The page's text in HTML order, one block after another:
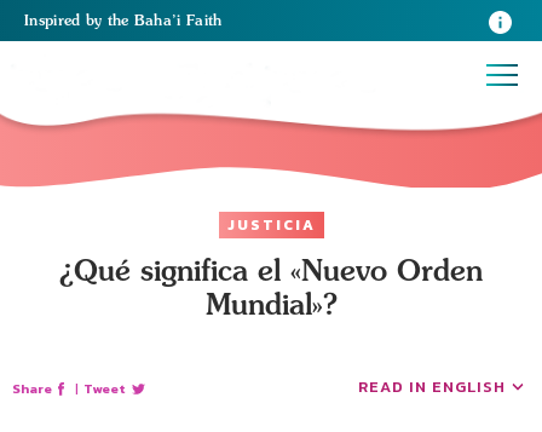
Inspired by the Baha’i Faith
JUSTICIA
¿Qué significa el «Nuevo Orden
Mundial»?
Share | Tweet READ IN ENGLISH